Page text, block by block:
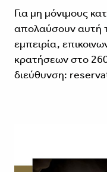
Για μη μόνιμους
απολαύσουν αυτή
εμπειρία,
κρατήσεων στο
διεύθυνση: